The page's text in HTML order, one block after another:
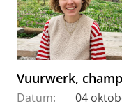
Vuurwerk,
Datum:
04